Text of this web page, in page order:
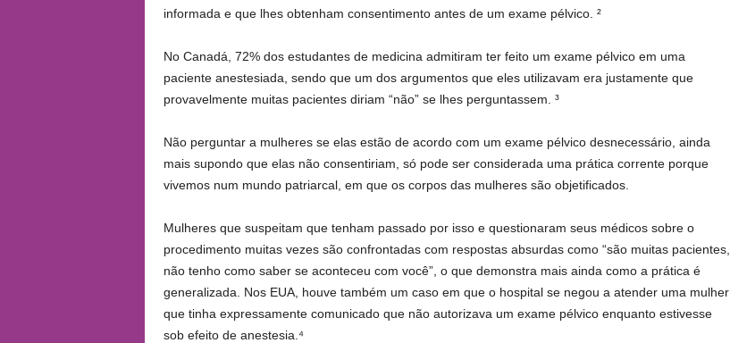
informada e que lhes obtenham consentimento antes de um exame pélvico. ²
No Canadá, 72% dos estudantes de medicina admitiram ter feito um exame pélvico em uma
paciente anestesiada, sendo que um dos argumentos que eles utilizavam era justamente que
provavelmente muitas pacientes diriam “não” se lhes perguntassem. ³
Não perguntar a mulheres se elas estão de acordo com um exame pélvico desnecessário, ainda
mais supondo que elas não consentiriam, só pode ser considerada uma prática corrente porque
vivemos num mundo patriarcal, em que os corpos das mulheres são objetificados.
Mulheres que suspeitam que tenham passado por isso e questionaram seus médicos sobre o
procedimento muitas vezes são confrontadas com respostas absurdas como “são muitas pacientes,
não tenho como saber se aconteceu com você”, o que demonstra mais ainda como a prática é
generalizada. Nos EUA, houve também um caso em que o hospital se negou a atender uma mulher
que tinha expressamente comunicado que não autorizava um exame pélvico enquanto estivesse
sob efeito de anestesia.⁴